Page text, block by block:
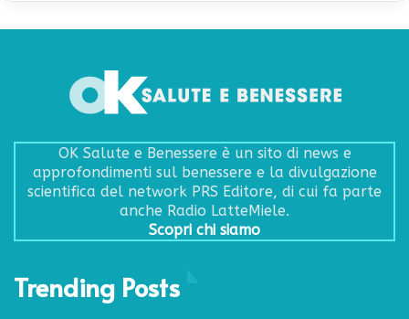
OK Salute e Benessere è un sito di news e
approfondimenti sul benessere e la divulgazione
scientifica del network PRS Editore, di cui fa parte
anche Radio LatteMiele.
Scopri chi siamo
Trending Posts